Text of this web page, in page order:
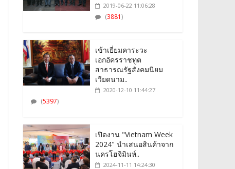
2019-06-22 11:06:28
(3881)
เข้าเยี่ยมคาระวะ
เอกอัครราชทูต
สาธารณรัฐสังคมนิยม
เวียดนาม..
2020-12-10 11:44:27
(5397)
เปิดงาน "Vietnam Week
2024" นำเสนอสินค้าจาก
นครโฮจิมินห์..
2024-11-11 14:24:30